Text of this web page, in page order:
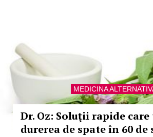
MEDICINA
Dr. Oz: Soluţii rapide care
durerea de spate în 60 de